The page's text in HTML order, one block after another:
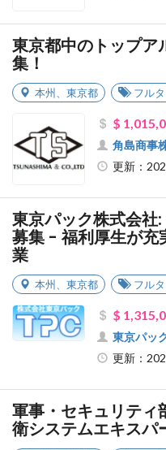
東京都中のトップア
集！
本州 東京都 フル
$
角島商事
更新：
東京パック株式会社
募集 - 福利厚生が充
業
本州 東京都 フル
$
東京パッ
更新：
軍事・セキュリティ
衛システムエキスパ